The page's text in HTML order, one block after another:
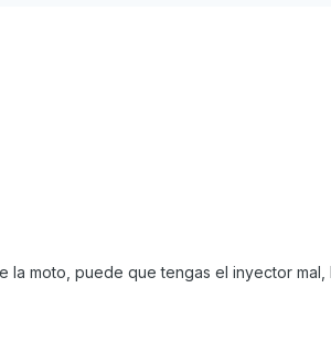
la moto, puede que tengas el inyector mal,